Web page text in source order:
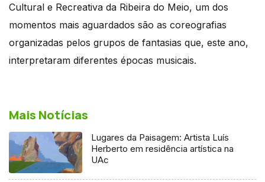
Cultural e Recreativa da Ribeira do Meio, um dos
momentos mais aguardados são as coreografias
organizadas pelos grupos de fantasias que, este ano,
interpretaram diferentes épocas musicais.
Mais Notícias
Lugares da Paisagem: Artista Luís
Herberto em residência artística na
UAc